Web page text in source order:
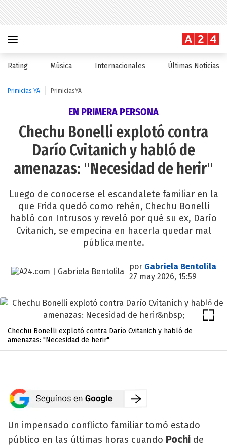
Rating Música Internacionales Últimas Noticias
Primicias YA PrimiciasYA
EN PRIMERA PERSONA
Chechu Bonelli explotó contra
Darío Cvitanich y habló de
amenazas: "Necesidad de herir"
Luego de conocerse el escandalete familiar en la
que Frida quedó como rehén, Chechu Bonelli
habló con Intrusos y reveló por qué su ex, Darío
Cvitanich, se empecina en hacerla quedar mal
públicamente.
por Gabriela Bentolila
27 may 2026, 15:59
Chechu Bonelli explotó contra Darío Cvitanich y habló de
amenazas: "Necesidad de herir"
Un impensado conflicto familiar tomó estado
público en las últimas horas cuando Pochi de